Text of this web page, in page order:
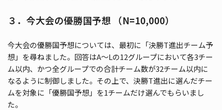
３．今大会の優勝国予想 （N=10,000）
今大会の優勝国予想については、最初に「決勝T進出チーム予
想」を尋ねました。回答はA～Lの12グループにおいて各3チー
ム以内、かつ全グループでの合計チーム数が32チーム以内に
なるように制御しました。その上で、決勝T進出に選んだチー
ムを対象に「優勝国予想」を1チームだけ選んでもらいまし
た。